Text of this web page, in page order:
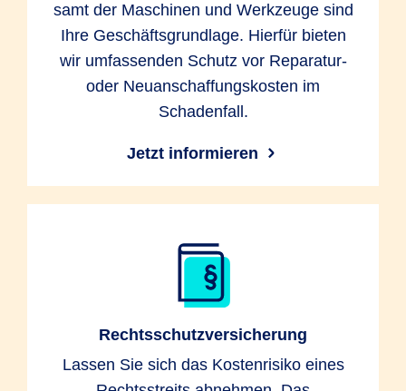
samt der Maschinen und Werkzeuge sind
Ihre Geschäftsgrundlage. Hierfür bieten
wir umfassenden Schutz vor Reparatur-
oder Neuanschaffungskosten im
Schadenfall.
Jetzt informieren
Rechtsschutzversicherung
Lassen Sie sich das Kostenrisiko eines